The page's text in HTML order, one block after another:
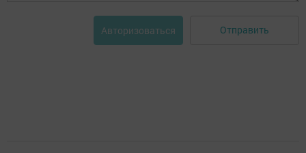
Авторизоваться Отправить